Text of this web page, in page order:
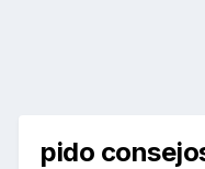
pido